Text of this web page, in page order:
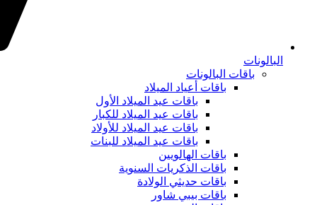
البالونات
باقات البالونات
باقات أعياد الميلاد
باقات عيد الميلاد الأول
باقات عيد الميلاد للكبار
باقات عيد الميلاد للأولاد
باقات عيد الميلاد للبنات
باقات الهالويين
باقات الذكريات السنوية
باقات حديثي الولادة
باقات بيبي شاور